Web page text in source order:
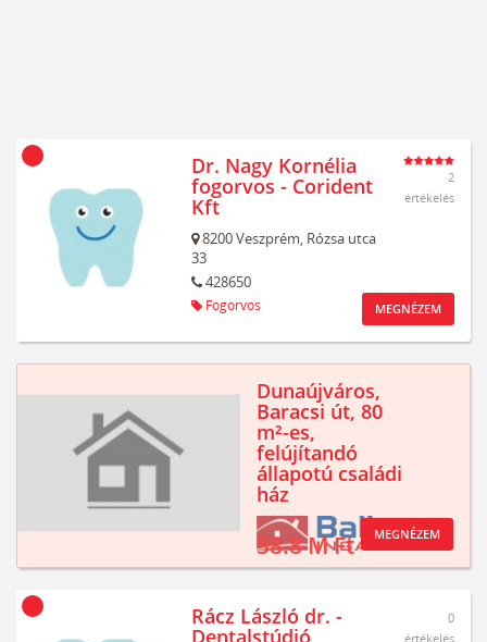
Dr. Nagy Kornélia
fogorvos - Corident
Kft
8200Veszprém, Rózsa utca
33
428650
Fogorvos
2
értékelés
MEGNÉZEM
Dunaújváros,
Baracsi út, 80
m²-es,
felújítandó
állapotú családi
ház
38.8 M Ft MEGNÉZEM
Rácz László dr. -
Dentalstúdió
0
értékelés